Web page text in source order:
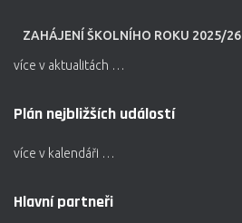
ZAHÁJENÍ ŠKOLNÍHO ROKU 2025/26
více v aktualitách …
Plán nejbližších událostí
více v kalendáři …
Hlavní partneři